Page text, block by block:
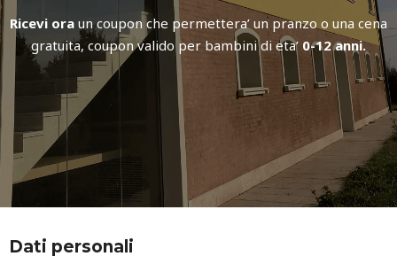
Ricevi ora un coupon che permettera’ un pranzo o una cena
gratuita, coupon valido per bambini di eta’ 0-12 anni.
Dati personali